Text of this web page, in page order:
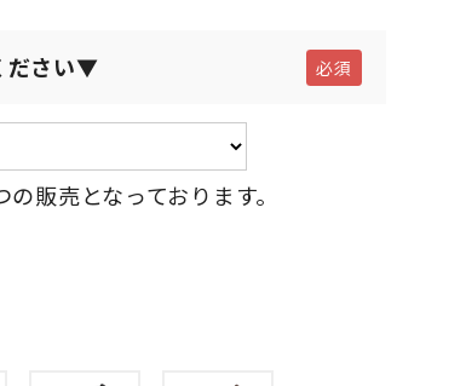
ださい▼
販売となっております。